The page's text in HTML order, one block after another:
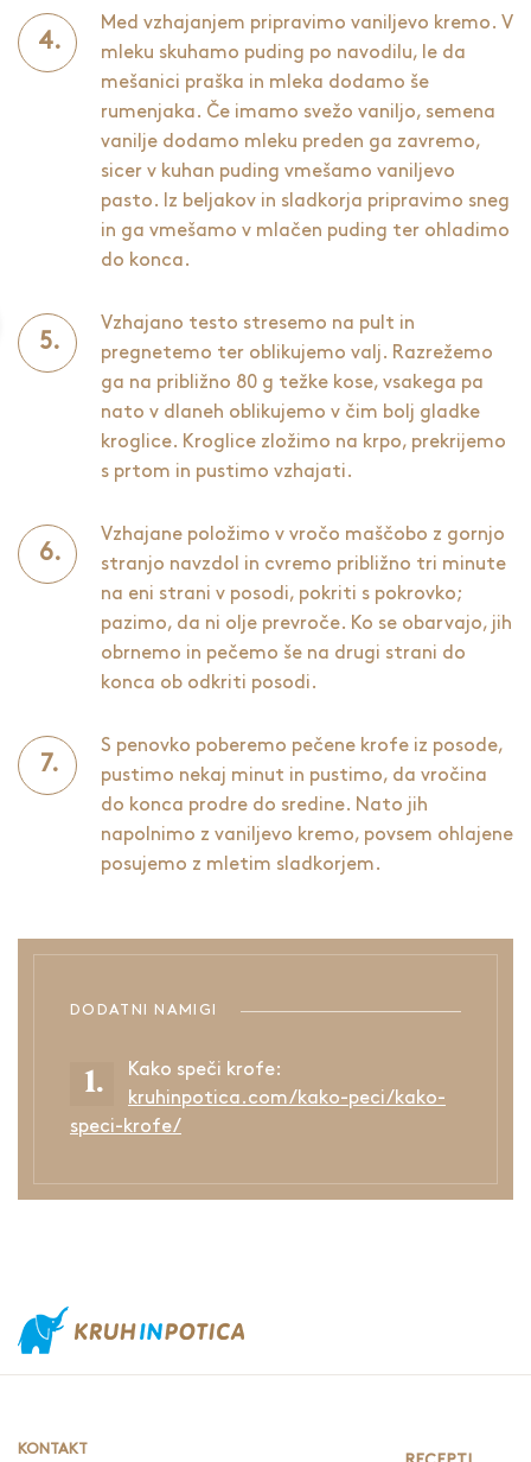
Med vzhajanjem pripravimo vaniljevo kremo. V
mleku skuhamo puding po navodilu, le da
mešanici praška in mleka dodamo še
rumenjaka. Če imamo svežo vaniljo, semena
vanilje dodamo mleku preden ga zavremo,
sicer v kuhan puding vmešamo vaniljevo
pasto. Iz beljakov in sladkorja pripravimo sneg
in ga vmešamo v mlačen puding ter ohladimo
do konca.
Vzhajano testo stresemo na pult in
pregnetemo ter oblikujemo valj. Razrežemo
ga na približno 80 g težke kose, vsakega pa
nato v dlaneh oblikujemo v čim bolj gladke
kroglice. Kroglice zložimo na krpo, prekrijemo
s prtom in pustimo vzhajati.
Vzhajane položimo v vročo maščobo z gornjo
stranjo navzdol in cvremo približno tri minute
na eni strani v posodi, pokriti s pokrovko;
pazimo, da ni olje prevroče. Ko se obarvajo, jih
obrnemo in pečemo še na drugi strani do
konca ob odkriti posodi.
S penovko poberemo pečene krofe iz posode,
pustimo nekaj minut in pustimo, da vročina
do konca prodre do sredine. Nato jih
napolnimo z vaniljevo kremo, povsem ohlajene
posujemo z mletim sladkorjem.
DODATNI NAMIGI
Kako speči krofe:
kruhinpotica.com/kako-peci/kako-
speci-krofe/
KONTAKT